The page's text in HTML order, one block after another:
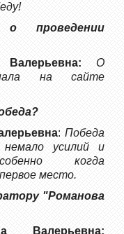
проведении
О
на сайте
: Победа
усилий и
когда
место.
"Романова
Валерьевна: